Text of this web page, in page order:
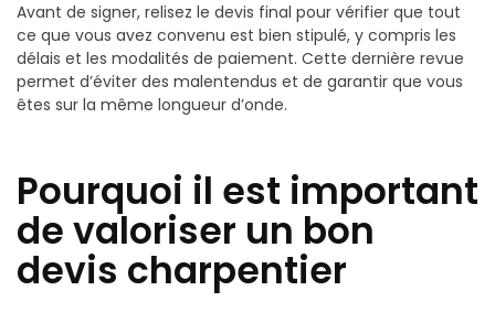
Avant de signer, relisez le devis final pour vérifier que tout
ce que vous avez convenu est bien stipulé, y compris les
délais et les modalités de paiement. Cette dernière revue
permet d’éviter des malentendus et de garantir que vous
êtes sur la même longueur d’onde.
Pourquoi il est important
de valoriser un bon
devis charpentier